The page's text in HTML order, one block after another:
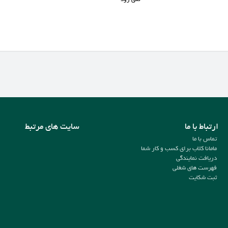
سایت های مرتبط ارتباط با ما
تماس با ما
مامانا کلاب برای کسب و کار شما
دریافت نمایندگی
فهرست های شغلی
ثبت شکایت